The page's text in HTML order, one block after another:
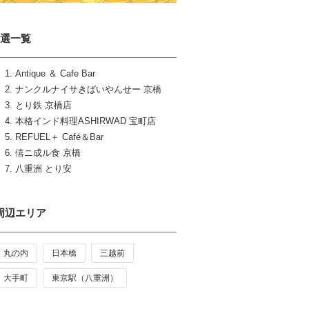
一覧
Antique ＆ Cafe Bar
ナンクルナイサきばいやんせー 京橋
とり鉄 京橋店
本格インド料理ASHIRWAD 宝町店
REFUEL＋ Café＆Bar
僖ニ成ル食 京橋
八重洲 とり安
辺エリア
丸の内 日本橋 三越前
大手町 東京駅（八重洲）